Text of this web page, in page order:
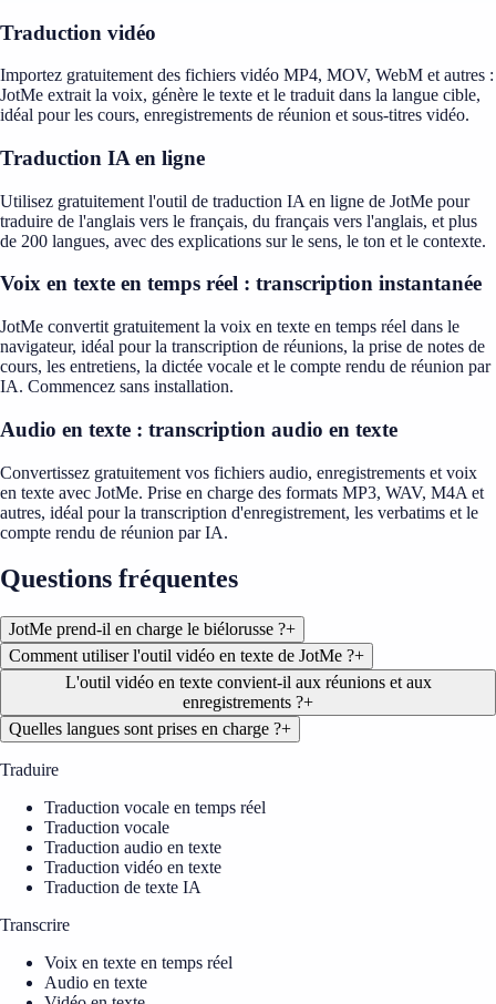
Traduction vidéo
Importez gratuitement des fichiers vidéo MP4, MOV, WebM et autres :
JotMe extrait la voix, génère le texte et le traduit dans la langue cible,
idéal pour les cours, enregistrements de réunion et sous-titres vidéo.
Traduction IA en ligne
Utilisez gratuitement l'outil de traduction IA en ligne de JotMe pour
traduire de l'anglais vers le français, du français vers l'anglais, et plus
de 200 langues, avec des explications sur le sens, le ton et le contexte.
Voix en texte en temps réel : transcription instantanée
JotMe convertit gratuitement la voix en texte en temps réel dans le
navigateur, idéal pour la transcription de réunions, la prise de notes de
cours, les entretiens, la dictée vocale et le compte rendu de réunion par
IA. Commencez sans installation.
Audio en texte : transcription audio en texte
Convertissez gratuitement vos fichiers audio, enregistrements et voix
en texte avec JotMe. Prise en charge des formats MP3, WAV, M4A et
autres, idéal pour la transcription d'enregistrement, les verbatims et le
compte rendu de réunion par IA.
Questions fréquentes
JotMe prend-il en charge le biélorusse ?+
Comment utiliser l'outil vidéo en texte de JotMe ?+
L'outil vidéo en texte convient-il aux réunions et aux
enregistrements ?+
Quelles langues sont prises en charge ?+
Traduire
Traduction vocale en temps réel
Traduction vocale
Traduction audio en texte
Traduction vidéo en texte
Traduction de texte IA
Transcrire
Voix en texte en temps réel
Audio en texte